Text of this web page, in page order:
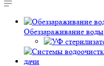
Обеззараживание воды